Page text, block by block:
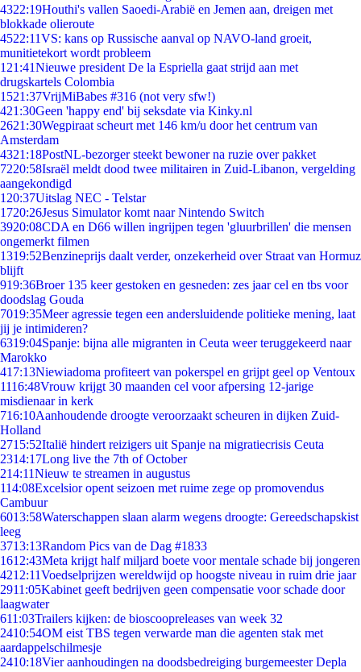
4322:19Houthi's vallen Saoedi-Arabië en Jemen aan, dreigen met
blokkade olieroute
4522:11VS: kans op Russische aanval op NAVO-land groeit,
munitietekort wordt probleem
1 21:41Nieuwe president De la Espriella gaat strijd aan met
drugskartels Colombia
1521:37VrijMiBabes #316 (not very sfw!)
421:30Geen 'happy end' bij seksdate via Kinky.nl
2621:30Wegpiraat scheurt met 146 km/u door het centrum van
Amsterdam
4321:18PostNL-bezorger steekt bewoner na ruzie over pakket
7220:58Israël meldt dood twee militairen in Zuid-Libanon, vergelding
aangekondigd
1 20:37Uitslag NEC - Telstar
1720:26Jesus Simulator komt naar Nintendo Switch
3920:08CDA en D66 willen ingrijpen tegen 'gluurbrillen' die mensen
ongemerkt filmen
1319:52Benzineprijs daalt verder, onzekerheid over Straat van Hormuz
blijft
919:36Broer 135 keer gestoken en gesneden: zes jaar cel en tbs voor
doodslag Gouda
7019:35Meer agressie tegen een andersluidende politieke mening, laat
jij je intimideren?
6319:04Spanje: bijna alle migranten in Ceuta weer teruggekeerd naar
Marokko
417:13Niewiadoma profiteert van pokerspel en grijpt geel op Ventoux
1116:48Vrouw krijgt 30 maanden cel voor afpersing 12-jarige
misdienaar in kerk
716:10Aanhoudende droogte veroorzaakt scheuren in dijken Zuid-
Holland
2715:52Italië hindert reizigers uit Spanje na migratiecrisis Ceuta
2314:17Long live the 7th of October
214:11Nieuw te streamen in augustus
114:08Excelsior opent seizoen met ruime zege op promovendus
Cambuur
6013:58Waterschappen slaan alarm wegens droogte: Gereedschapskist
leeg
3713:13Random Pics van de Dag #1833
1612:43Meta krijgt half miljard boete voor mentale schade bij jongeren
4212:11Voedselprijzen wereldwijd op hoogste niveau in ruim drie jaar
2911:05Kabinet geeft bedrijven geen compensatie voor schade door
laagwater
611:03Trailers kijken: de bioscoopreleases van week 32
2410:54OM eist TBS tegen verwarde man die agenten stak met
aardappelschilmesje
2410:18Vier aanhoudingen na doodsbedreiging burgemeester Depla